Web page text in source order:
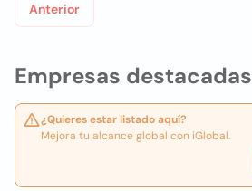
Empresas destacadas
¿Quieres estar listado aquí?
Mejora tu alcance global con iGlobal.
Anterior